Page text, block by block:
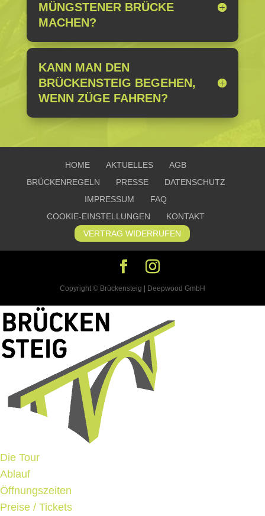
MÜNGSTENER BRÜCKE
MACHEN?
KANN MAN DEN
BRÜCKENSTEIG BEGEHEN,
WENN ZÜGE FAHREN?
HOME AKTUELLES
AGB
BRÜCKENREGELN
PRESSE
DATENSCHUTZ
IMPRESSUM
FAQ
COOKIE-EINSTELLUNGEN
KONTAKT
VERTRAG WIDERRUFEN
Copyright © Brückensteig | Deepwood GmbH
Die Tour
Ablauf
Öffnungszeiten
Preise / Tickets